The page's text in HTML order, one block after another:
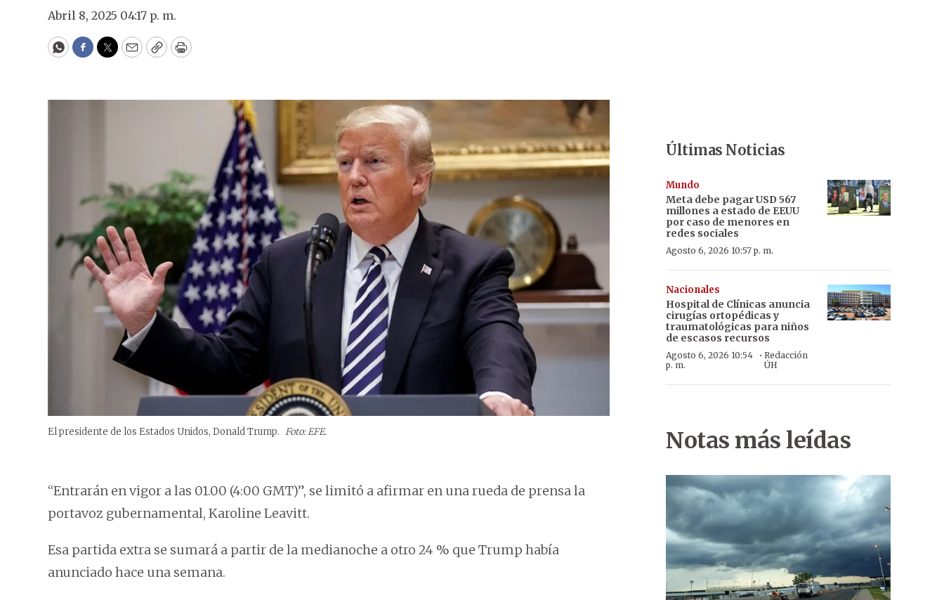
Abril 8, 2025 04:17 p. m.
WhatsApp
Facebook
Twitter
EmailCopyPrint
El presidente de los Estados Unidos, Donald Trump. Foto: EFE.
“Entrarán en vigor a las 01.00 (4:00 GMT)”, se limitó a afirmar en una rueda de prensa la
portavoz gubernamental, Karoline Leavitt.
Esa partida extra se sumará a partir de la medianoche a otro 24 % que Trump había
anunciado hace una semana.
Últimas Noticias
Mundo
Meta debe pagar USD 567
millones a estado de EEUU
por caso de menores en
redes sociales
Agosto 6, 2026 10:57 p. m.
Nacionales
Hospital de Clínicas anuncia
cirugías ortopédicas y
traumatológicas para niños
de escasos recursos
Agosto 6, 2026 10:54
p. m.
· Redacción
ÚH
Notas más leídas